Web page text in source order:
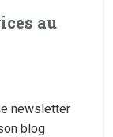
au
newsletter
blog